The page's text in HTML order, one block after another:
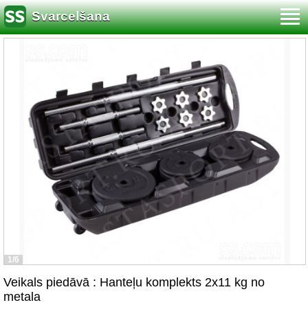
Svarcelšana
1/6
Veikals piedāvā : Hanteļu komplekts 2x11 kg no
metala